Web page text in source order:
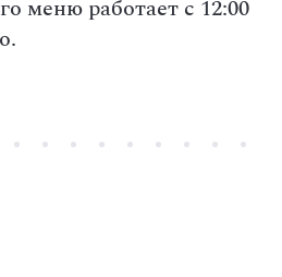
меню работает с 12:00